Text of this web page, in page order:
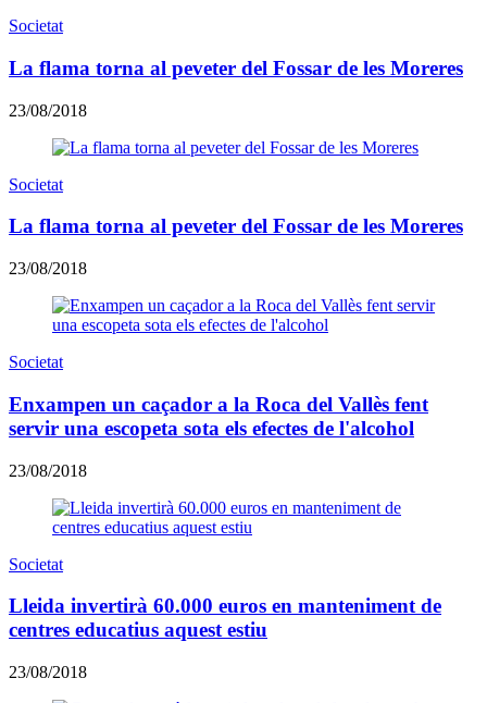
Societat
La flama torna al peveter del Fossar de les Moreres
23/08/2018
Societat
La flama torna al peveter del Fossar de les Moreres
23/08/2018
Societat
Enxampen un caçador a la Roca del Vallès fent
servir una escopeta sota els efectes de l'alcohol
23/08/2018
Societat
Lleida invertirà 60.000 euros en manteniment de
centres educatius aquest estiu
23/08/2018